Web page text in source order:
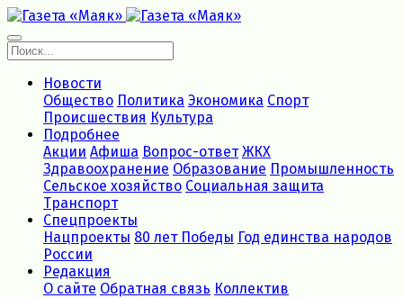
Новости
Общество Политика Экономика Спорт
Происшествия Культура
Подробнее
Акции Афиша Вопрос-ответ ЖКХ
Здравоохранение Образование Промышленность
Сельское хозяйство Социальная защита
Транспорт
Спецпроекты
Нацпроекты 80 лет Победы Год единства народов
России
Редакция
О сайте Обратная связь Коллектив